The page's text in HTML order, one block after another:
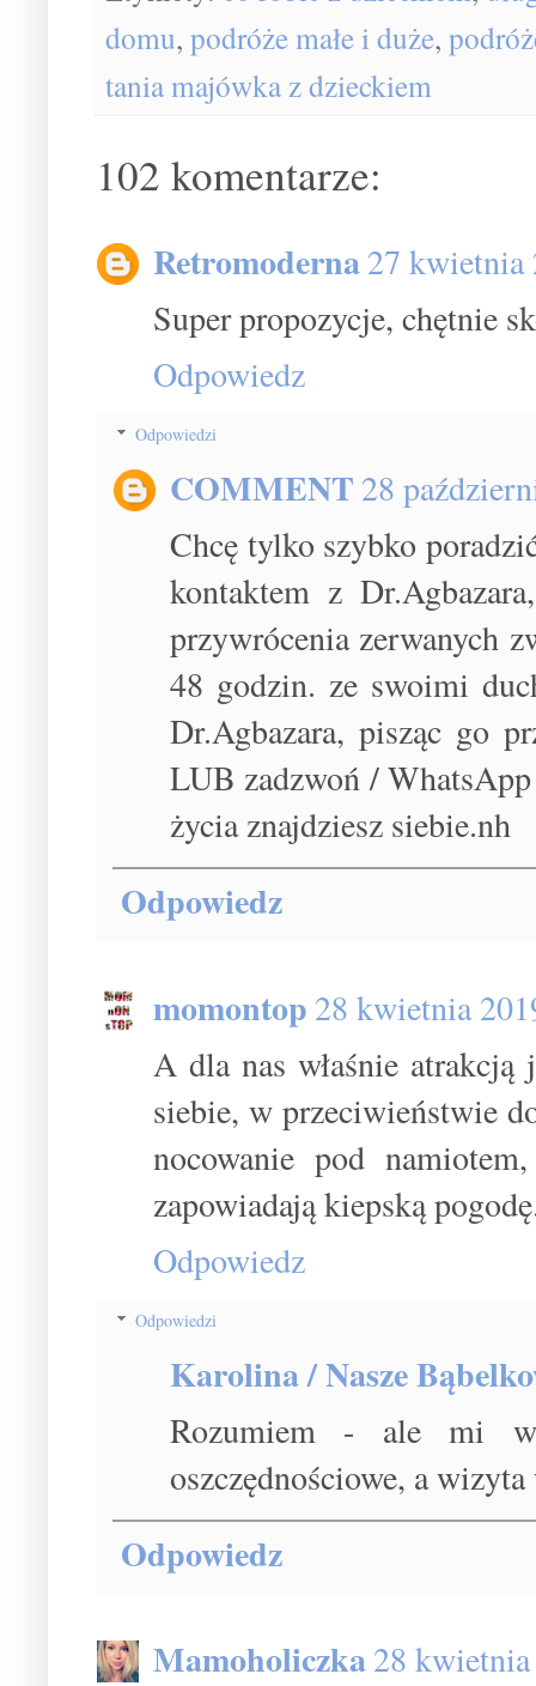
domu, podróże małe i duże,
tania majówka z dzieckiem
102 komentarze:
Retromoderna27 kwietnia
Super propozycje, chętnie
Odpowiedz
Odpowiedzi
COMMENT 28
Chcę tylko szybko
kontaktem z
przywrócenia zerwanych
48 godzin. ze swoimi
Dr.Agbazara, pisząc go
LUB zadzwoń /
życia znajdziesz siebie.nh
Odpowiedz
momontop 28 kwietnia
A dla nas właśnie
siebie, w przeciwieństwie
nocowanie pod
zapowiadają kiepską
Odpowiedz
Odpowiedzi
Karolina / Nasze
Rozumiem - ale mi
oszczędnościowe, a
Odpowiedz
Mamoholiczka28